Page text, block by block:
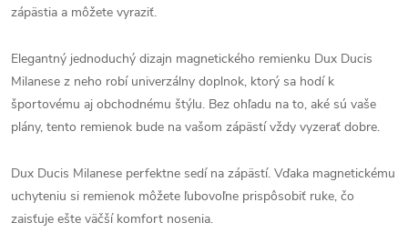
zápästia a môžete vyraziť.
Elegantný jednoduchý dizajn magnetického remienku Dux Ducis
Milanese z neho robí univerzálny doplnok, ktorý sa hodí k
športovému aj obchodnému štýlu. Bez ohľadu na to, aké sú vaše
plány, tento remienok bude na vašom zápästí vždy vyzerať dobre.
Dux Ducis Milanese perfektne sedí na zápästí. Vďaka magnetickému
uchyteniu si remienok môžete ľubovoľne prispôsobiť ruke, čo
zaisťuje ešte väčší komfort nosenia.